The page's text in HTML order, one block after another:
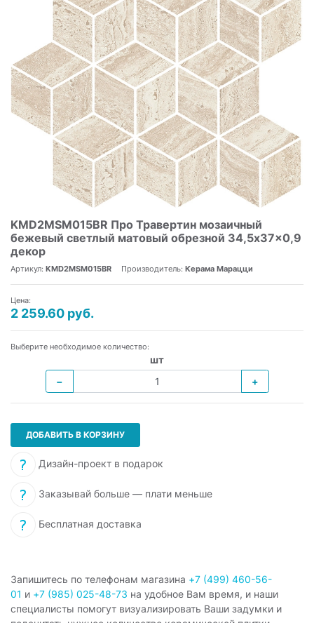
KMD2MSM015BR Про Травертин мозаичный
бежевый светлый матовый обрезной 34,5x37x0,9
декор
Артикул: KMD2MSM015BR Производитель: Керама Марацци
Цена:
2 259.60 руб.
Выберите необходимое количество:
шт
−
+
ДОБАВИТЬ В КОРЗИНУ
Дизайн-проект в подарок
Заказывай больше — плати меньше
Бесплатная доставка
Запишитесь по телефонам магазина +7 (499) 460-56-
01 и +7 (985) 025-48-73 на удобное Вам время, и наши
специалисты помогут визуализировать Ваши задумки и